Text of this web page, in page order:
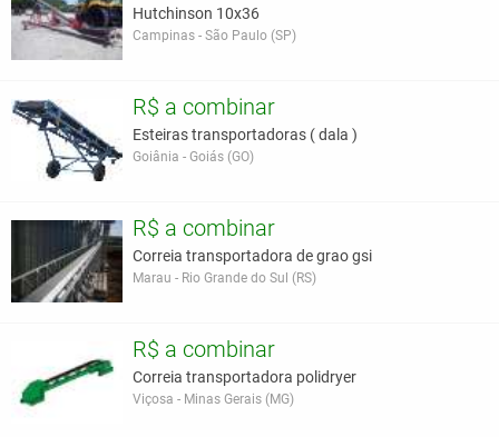
Hutchinson 10x36
Campinas - São Paulo (SP)
R$ a combinar
Esteiras transportadoras ( dala )
Goiânia - Goiás (GO)
R$ a combinar
Correia transportadora de grao gsi
Marau - Rio Grande do Sul (RS)
R$ a combinar
Correia transportadora polidryer
Viçosa - Minas Gerais (MG)